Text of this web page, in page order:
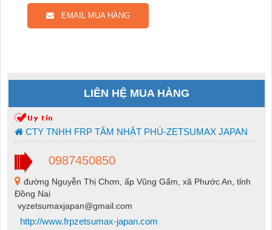
EMAIL MUA HÀNG
LIÊN HỆ MUA HÀNG
CTY TNHH FRP TÂM NHẬT PHÚ-ZETSUMAX JAPAN
0987450850
đường Nguyễn Thị Chơn, ấp Vũng Gấm, xã Phước An, tỉnh
Đồng Nai
vyzetsumaxjapan@gmail.com
http://www.frpzetsumax-japan.com